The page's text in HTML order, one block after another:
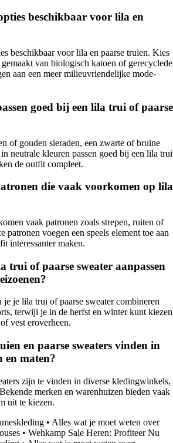
beschikbaar voor lila en
beschikbaar voor lila en paarse truien. Kies
van biologisch katoen of gerecyclede
aan een meer milieuvriendelijke mode-
goed bij een lila trui of paarse
of gouden sieraden, een zwarte of bruine
neutrale kleuren passen goed bij een lila trui
de outfit compleet.
die vaak voorkomen op lila
vaak patronen zoals strepen, ruiten of
patronen voegen een speels element toe aan
interessanter maken.
of paarse sweater aanpassen
je je lila trui of paarse sweater combineren
terwijl je in de herfst en winter kunt kiezen
vest eroverheen.
en paarse sweaters vinden in
en maten?
zijn te vinden in diverse kledingwinkels,
merken en warenhuizen bieden vaak
uit te kiezen.
• Alles wat je moet weten over
• Wehkamp Sale Heren: Profiteer Nu